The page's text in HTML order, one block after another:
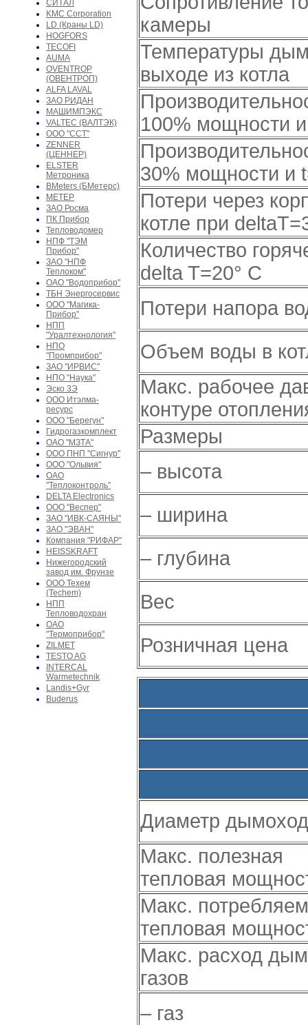
СИТАЛ
KMC Corporation
LD (Краны LD)
HOGFORS
TECOFI
AUMA
OVENTROP
(ОВЕНТРОП)
ALFA LAVAL
ЗАО РИДАН
МАШИМПЭКС
VALTEC (ВАЛТЭК)
ООО "ССТ"
ZENNER
(ЦЕННЕР)
ELSTER
Метроника
BMeters (БМетерс)
МЕТЕР
ЗАО Росма
ПК Прибор
Тепловодомер
НПФ "ТЭМ
Прибор"
ЗАО "НПФ
Теплоком"
ОАО "Водоприбор"
ТБН Энергосервис
ООО "Магика-
Прибор"
НПП
"Уралтехнология"
НПО
"Промприбор"
ЗАО "ИРВИС"
НПО "Наука"
Эско 3Э
ООО Итэлма-
ресурс
ООО "Берегун"
Гидрогазкомплект
ОАО "МЗТА"
ООО ПНП "Сигнур"
ООО "Ольвия"
ОАО
"Теплоконтроль"
DELTA Electronics
ООО "Веспер"
ЗАО "ИВК-САЯНЫ"
ЗАО "ЭВАН"
Компания "РИФАР"
HEISSKRAFT
Нижегородский
завод им. Фрунзе
ООО Техем
(Techem)
НПП
Тепловодохран
ОАО
"Термоприбор"
ZILMET
TESTO AG
INTERCAL
Warmetechnik
Landis+Gyr
Buderus
камеры
Температуры
выходе из котла
100% мощности
30% мощности и
Потери через
котле при
Количество
delta T=20° С
Потери напора
Объем воды в
Макс. рабочее
контуре
Размеры
– высота
– ширина
– глубина
Вес
Розничная цена
Диаметр
Макс. полезная
тепловая
Макс.
тепловая
Макс. расход
газов
– газ